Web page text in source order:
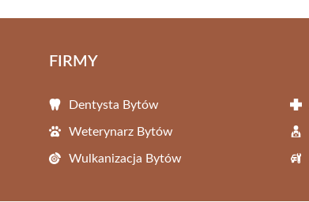
FIRMY
Dentysta Bytów
Weterynarz Bytów
Wulkanizacja Bytów